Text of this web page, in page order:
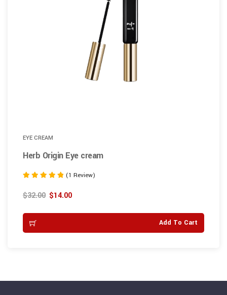
EYE CREAM
Herb Origin Eye cream
5.00
out of 5
(1 Review)
$32.00 $14.00
Add To Cart